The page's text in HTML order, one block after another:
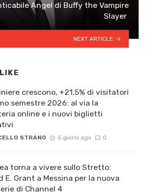
Angel di Buffy the Vampire
Slayer
NEXT ARTICLE
crescono, +21,5% di visitatori
semestre 2026: al via la
online e i nuovi biglietti
STRANO 5 giorni ago 0
torna a vivere sullo Stretto:
E. Grant a Messina per la nuova
di Channel 4